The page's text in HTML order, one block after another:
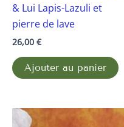
& Lui Lapis-Lazuli et
pierre de lave
26,00 €
Ajouter au panier